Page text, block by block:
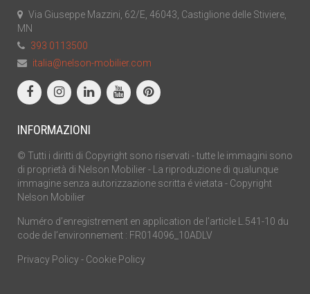
Via Giuseppe Mazzini, 62/E, 46043, Castiglione delle Stiviere,
MN
393 0113500
italia@nelson-mobilier.com
INFORMAZIONI
© Tutti i diritti di Copyright sono riservati - tutte le immagini sono
di proprietà di Nelson Mobilier - La riproduzione di qualunque
immagine senza autorizzazione scritta é vietata - Copyright
Nelson Mobilier
Numéro d’enregistrement en application de l’article L.541-10 du
code de l’environnement : FR014096_10ADLV
Privacy Policy- Cookie Policy